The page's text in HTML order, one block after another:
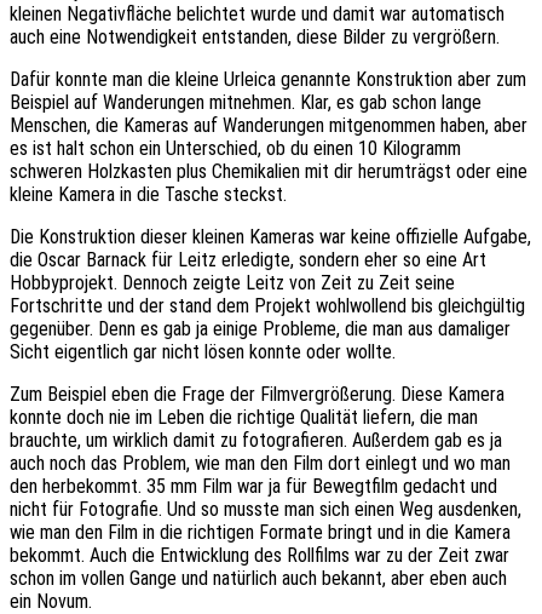
kleinen Negativfläche belichtet wurde und damit war automatisch
auch eine Notwendigkeit entstanden, diese Bilder zu vergrößern.
Dafür konnte man die kleine Urleica genannte Konstruktion aber zum
Beispiel auf Wanderungen mitnehmen. Klar, es gab schon lange
Menschen, die Kameras auf Wanderungen mitgenommen haben, aber
es ist halt schon ein Unterschied, ob du einen 10 Kilogramm
schweren Holzkasten plus Chemikalien mit dir herumträgst oder eine
kleine Kamera in die Tasche steckst.
Die Konstruktion dieser kleinen Kameras war keine offizielle Aufgabe,
die Oscar Barnack für Leitz erledigte, sondern eher so eine Art
Hobbyprojekt. Dennoch zeigte Leitz von Zeit zu Zeit seine
Fortschritte und der stand dem Projekt wohlwollend bis gleichgültig
gegenüber. Denn es gab ja einige Probleme, die man aus damaliger
Sicht eigentlich gar nicht lösen konnte oder wollte.
Zum Beispiel eben die Frage der Filmvergrößerung. Diese Kamera
konnte doch nie im Leben die richtige Qualität liefern, die man
brauchte, um wirklich damit zu fotografieren. Außerdem gab es ja
auch noch das Problem, wie man den Film dort einlegt und wo man
den herbekommt. 35 mm Film war ja für Bewegtfilm gedacht und
nicht für Fotografie. Und so musste man sich einen Weg ausdenken,
wie man den Film in die richtigen Formate bringt und in die Kamera
bekommt. Auch die Entwicklung des Rollfilms war zu der Zeit zwar
schon im vollen Gange und natürlich auch bekannt, aber eben auch
ein Novum.